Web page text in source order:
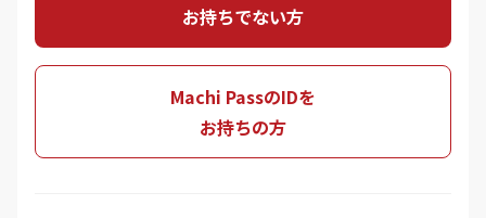
お持ちでない方
Machi PassのIDを
お持ちの方